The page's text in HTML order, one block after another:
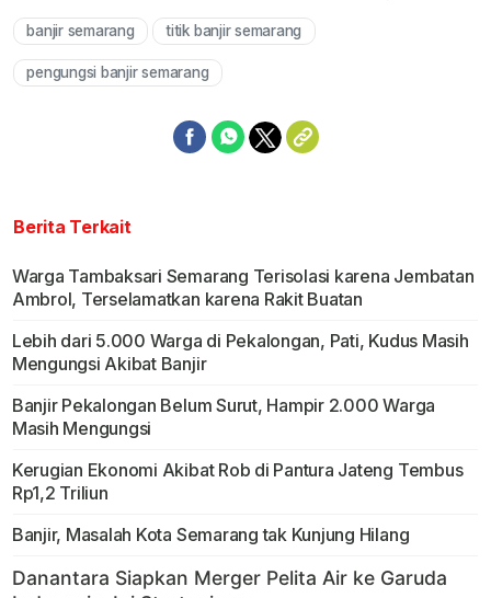
banjir semarang titik banjir semarang
pengungsi banjir semarang
Berita Terkait
Warga Tambaksari Semarang Terisolasi karena Jembatan
Ambrol, Terselamatkan karena Rakit Buatan
Lebih dari 5.000 Warga di Pekalongan, Pati, Kudus Masih
Mengungsi Akibat Banjir
Banjir Pekalongan Belum Surut, Hampir 2.000 Warga
Masih Mengungsi
Kerugian Ekonomi Akibat Rob di Pantura Jateng Tembus
Rp1,2 Triliun
Banjir, Masalah Kota Semarang tak Kunjung Hilang